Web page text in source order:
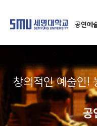
공연예
창의적인 예술인!
공